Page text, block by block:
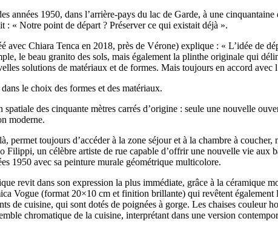
années 1950, dans l’arrière-pays du lac de Garde, à une
: « Notre point de départ ? Préserver ce qui existait déjà ».
Chiara Tenca en 2018, près de Vérone) explique : « L’idée de
le beau granito des sols, mais également la plinthe originale qui
solutions de matériaux et de formes. Mais toujours en accord avec
le choix des formes et des matériaux.
des cinquante mètres carrés d’origine : seule une nouvelle
moderne.
permet toujours d’accéder à la zone séjour et à la chambre à
Filippi, un célèbre artiste de rue capable d’offrir une nouvelle vie aux
1950 avec sa peinture murale géométrique multicolore.
revit dans son expression la plus immédiate, grâce à la céramique
Vogue (format 20×10 cm et finition brillante) qui revêtent
de cuisine, qui sont dotés de poignées à gorge. Les chaises
chromatique de la cuisine, interprétant dans une version